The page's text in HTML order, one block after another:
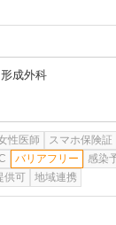
形成外科
性医師 スマホ保険証
バリアフリー
感染
供可 地域連携